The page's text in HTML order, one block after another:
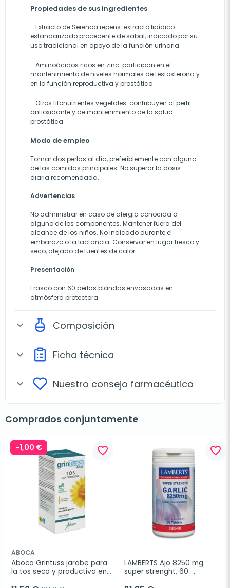
Propiedades de sus ingredientes
- Extracto de Serenoa repens: extracto lipídico
estandarizado procedente de sabal, indicado por su
uso tradicional en apoyo de la función urinaria.
- Aminoácidos ricos en zinc: participan en el
mantenimiento de niveles normales de testosterona y
en la función reproductiva y prostática.
- Otros fitonutrientes vegetales: contribuyen al perfil
antioxidante y de mantenimiento de la salud
prostática.
Modo de empleo
Tomar dos perlas al día, preferiblemente con alguna
de las comidas principales. No superar la dosis
diaria recomendada.
Advertencias
No administrar en caso de alergia conocida a
alguno de los componentes. Mantener fuera del
alcance de los niños. No indicado durante el
embarazo o la lactancia. Conservar en lugar fresco y
seco, alejado de fuentes de calor.
Presentación
Frasco con 60 perlas blandas envasadas en
atmósfera protectora.
expand_more Composición
expand_more Ficha técnica
expand_more Nuestro consejo farmacéutico
Comprados conjuntamente
-1,00 € favorite_border
ABOCA
Aboca Grintuss jarabe para
la tos seca y productiva en
favorite_border
LAMBERTS Ajo 8250 mg.
super strenght, 60